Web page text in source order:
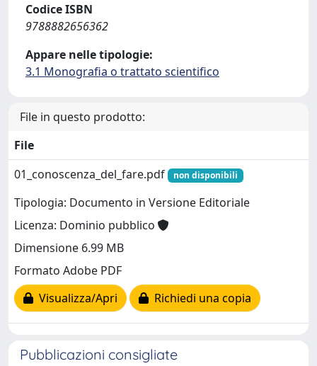
Codice ISBN
9788882656362
Appare nelle tipologie:
3.1 Monografia o trattato scientifico
File in questo prodotto:
File
01_conoscenza_del_fare.pdf
non disponibili
Tipologia: Documento in Versione Editoriale
Licenza: Dominio pubblico
Dimensione 6.99 MB
Formato Adobe PDF
Visualizza/Apri
Richiedi una copia
Pubblicazioni consigliate